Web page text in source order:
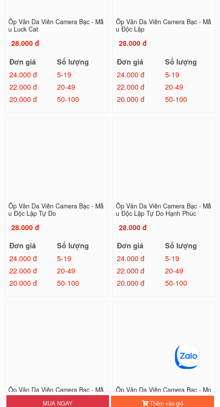
MUA NGAY Thêm vào giỏ
Ốp Vân Da Viền Camera Bạc - Mẫ
u Luck Cat
28.000 đ
Đơn giá
Số lượng
24.000 đ
5-19
22.000 đ
20-49
20.000 đ
50-100
Ốp Vân Da Viền Camera Bạc - Mẫ
u Độc Lập
28.000 đ
Đơn giá
Số lượng
24.000 đ
5-19
22.000 đ
20-49
20.000 đ
50-100
Ốp Vân Da Viền Camera Bạc - Mẫ
u Độc Lập Tự Do
28.000 đ
Đơn giá
Số lượng
24.000 đ
5-19
22.000 đ
20-49
20.000 đ
50-100
Ốp Vân Da Viền Camera Bạc - Mẫ
u Độc Lập Tự Do Hạnh Phúc
28.000 đ
Đơn giá
Số lượng
24.000 đ
5-19
22.000 đ
20-49
20.000 đ
50-100
Ốp Vân Da Viền Camera Bạc - Mẫ
u Piglet !!!
Ốp Vân Da Viền Camera Bạc - Mo
torcycle Couple